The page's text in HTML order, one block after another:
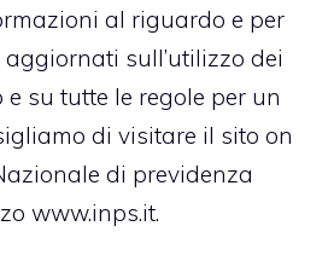
al riguardo e per
sull’utilizzo dei
su tutte le regole per un
di visitare il sito on
di previdenza
www.inps.it.